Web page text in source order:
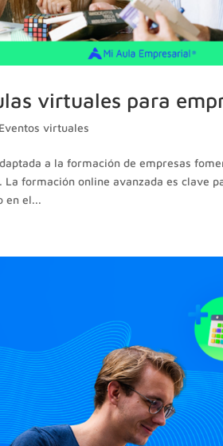
virtuales para
Eventos virtuales
a la formación de empresas
formación online avanzada es clave
en el...